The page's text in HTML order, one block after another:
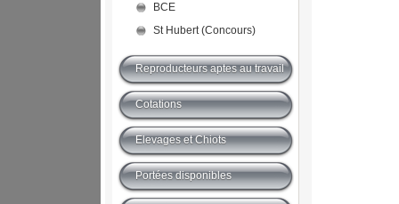
BCE
St Hubert (Concours)
Reproducteurs aptes au travail
Cotations
Elevages et Chiots
Portées disponibles